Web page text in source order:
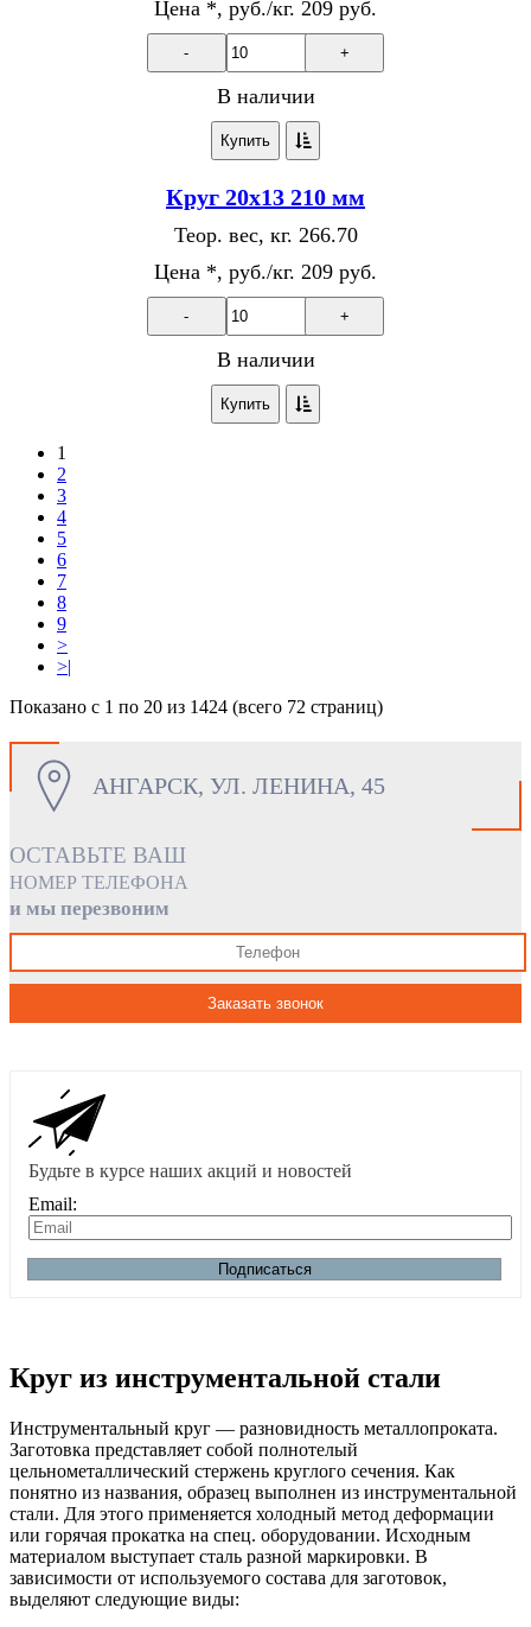
Цена *, руб./кг. 209 руб.
- +
В наличии
Купить
Круг 20х13 210 мм
Теор. вес, кг. 266.70
Цена *, руб./кг. 209 руб.
- +
В наличии
Купить
1
2
3
4
5
6
7
8
9
>
>|
Показано с 1 по 20 из 1424 (всего 72 страниц)
АНГАРСК, УЛ. ЛЕНИНА, 45
ОСТАВЬТЕ ВАШ
НОМЕР ТЕЛЕФОНА
и мы перезвоним
Заказать звонок
Будьте в курсе наших акций и новостей
Email:
Подписаться
Круг из инструментальной стали
Инструментальный круг — разновидность металлопроката.
Заготовка представляет собой полнотелый
цельнометаллический стержень круглого сечения. Как
понятно из названия, образец выполнен из инструментальной
стали. Для этого применяется холодный метод деформации
или горячая прокатка на спец. оборудовании. Исходным
материалом выступает сталь разной маркировки. В
зависимости от используемого состава для заготовок,
выделяют следующие виды: